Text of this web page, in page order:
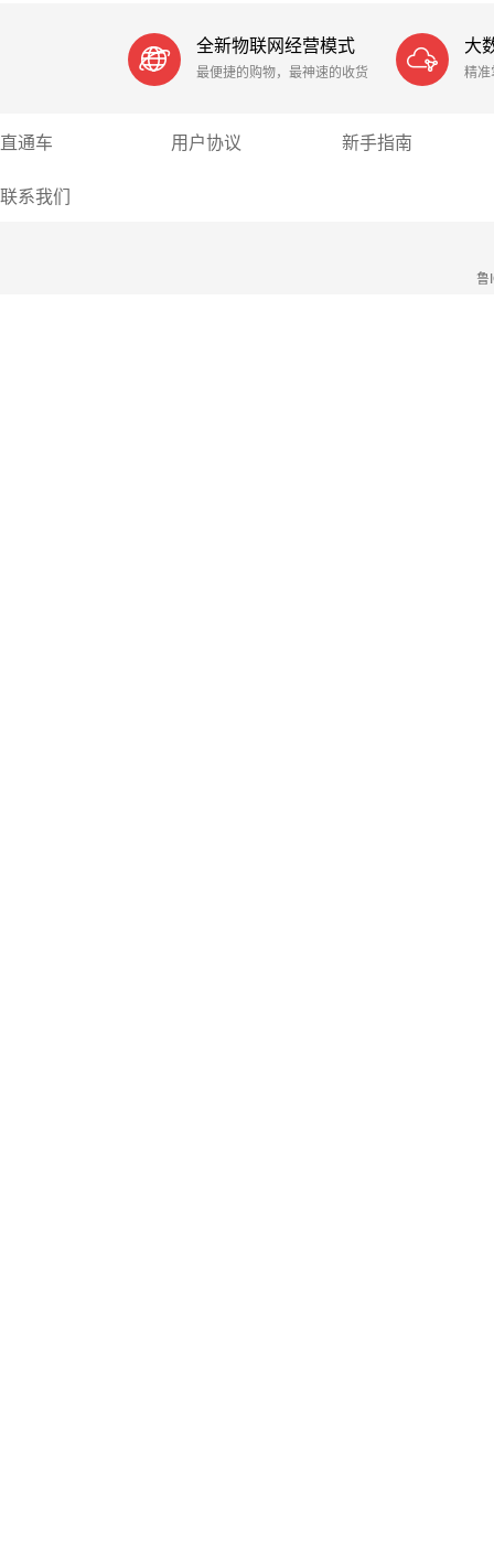
 全新物联网经营模式
最便捷的购物，最神速的收货  大
精准
直通车 用户协议 新手指南
联系我们
鲁